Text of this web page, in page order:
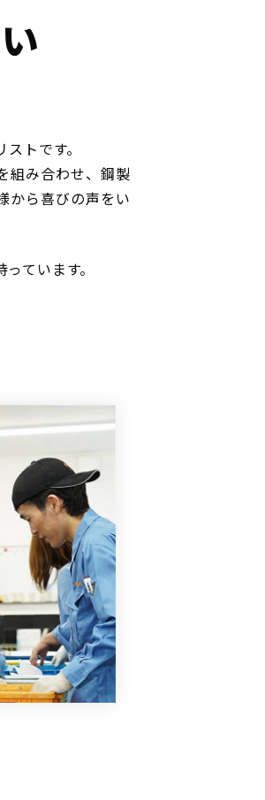
トです。
組み合わせ、鋼製
から喜びの声をい
ています。